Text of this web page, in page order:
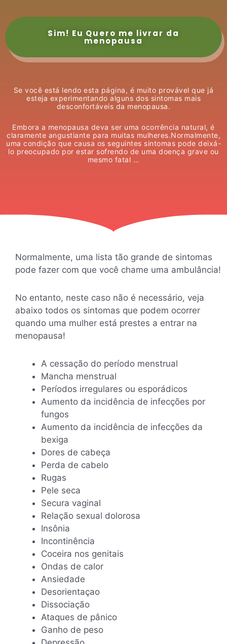
Sim! Eu Quero me livrar da
menopausa
Se você está lendo esta página, é muito provável que já
esteja experimentando alguns dos sintomas mais
desconfortáveis ​​da menopausa.
Embora a menopausa deva ser uma ocorrência natural, é
claramente angustiante para muitas mulheres.Normalmente,
uma condição que causa os seguintes sintomas pode deixá-
lo preocupado por estar sofrendo de uma doença grave ou
mesmo fatal …
Normalmente, uma lista tão grande de sintomas
pode fazer com que você chame uma ambulância!
No entanto, neste caso não é necessário, veja
abaixo todos os sintomas que podem ocorrer
quando uma mulher está prestes a entrar na
menopausa!
A cessação do período menstrual
Mancha menstrual
Períodos irregulares ou esporádicos
Aumento da incidência de infecções por
fungos
Aumento da incidência de infecções da
bexiga
Dores de cabeça
Perda de cabelo
Rugas
Pele seca
Secura vaginal
Relação sexual dolorosa
Insônia
Incontinência
Coceira nos genitais
Ondas de calor
Ansiedade
Desorientaçao
Dissociação
Ataques de pânico
Ganho de peso